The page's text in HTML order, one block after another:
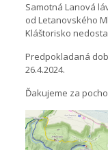
Samotná Lanová
od Letanovského
Kláštorisko
Predpokladaná
26.4.2024.
Ďakujeme za